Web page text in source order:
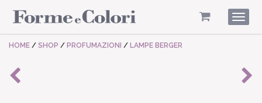
HOME / SHOP / PROFUMAZIONI / LAMPE BERGER